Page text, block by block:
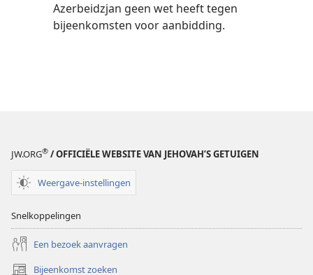
Azerbeidzjan geen wet heeft tegen
bijeenkomsten voor aanbidding.
JW.ORG® / OFFICIËLE WEBSITE VAN JEHOVAH’S GETUIGEN
Weergave-instellingen
Snelkoppelingen
Een bezoek aanvragen
Bijeenkomst zoeken